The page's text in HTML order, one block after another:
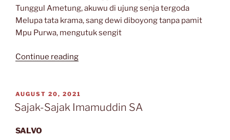
Tunggul Ametung, akuwu di ujung senja tergoda
Melupa tata krama, sang dewi diboyong tanpa pamit
Mpu Purwa, mengutuk sengit
Continue reading“RAHASIA
POSTED
ON
AUGUST 20, 2021
Sajak-Sajak Imamuddin SA
SALVO